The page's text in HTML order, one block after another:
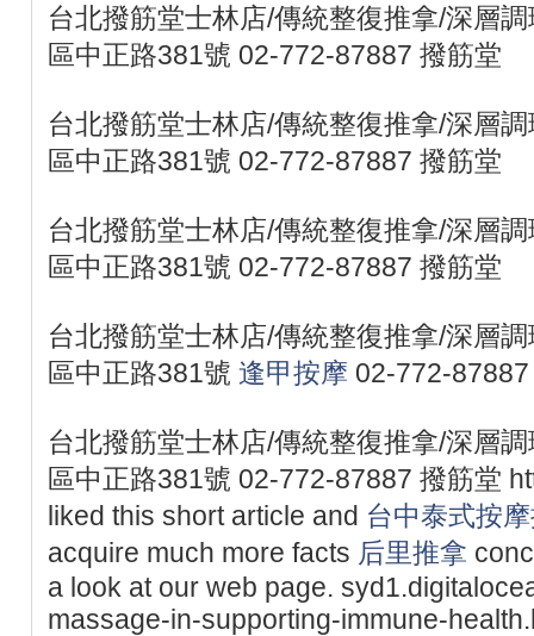
台北撥筋堂士林店/傳統整復推拿/深層
區中正路381號 02-772-87887 撥筋堂
台北撥筋堂士林店/傳統整復推拿/深層
區中正路381號 02-772-87887 撥筋堂
台北撥筋堂士林店/傳統整復推拿/深層
區中正路381號 02-772-87887 撥筋堂
台北撥筋堂士林店/傳統整復推拿/深層
區中正路381號 逢甲按摩 02-772-
台北撥筋堂士林店/傳統整復推拿/深層
區中正路381號 02-772-87887 撥筋堂
liked this short article and 台中泰式按
acquire much more facts 后里推拿
a look at our web page.
massage-in-supporting-immune-